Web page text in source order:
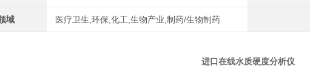
域 医疗卫生,环保,化工,生物产业,制药/生物制药
进口在线水质硬度分析仪